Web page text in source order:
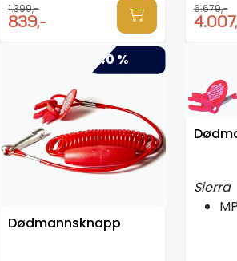
1.399,-
839,-
6.679,-
-40 %
Dødmannsknapp
Sierra